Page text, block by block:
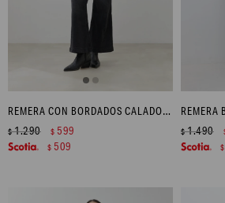
REMERA CON BORDADOS CALADOS - PISTACHO
$1.290 $ 599
$ 509
REMERA
$1.490
$